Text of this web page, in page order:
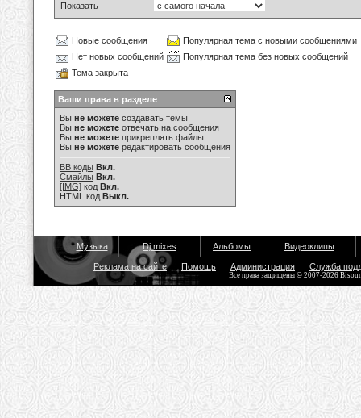
Показать
Новые сообщения
Популярная тема с новыми сообщениями
Нет новых сообщений
Популярная тема без новых сообщений
Тема закрыта
Ваши права в разделе
Вы не можете создавать темы
Вы не можете отвечать на сообщения
Вы не можете прикреплять файлы
Вы не можете редактировать сообщения
BB коды Вкл.
Смайлы Вкл.
[IMG] код Вкл.
HTML код Выкл.
Музыка Dj mixes Альбомы Видеоклипы
Реклама на сайте Помощь Администрация Служба
Все права защищены © 2007-2026